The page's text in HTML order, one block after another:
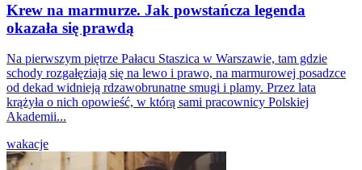
Krew na marmurze. Jak powstańcza legenda
okazała się prawdą
Na pierwszym piętrze Pałacu Staszica w Warszawie, tam gdzie
schody rozgałęziają się na lewo i prawo, na marmurowej posadzce
od dekad widnieją rdzawobrunatne smugi i plamy. Przez lata
krążyła o nich opowieść, w którą sami pracownicy Polskiej
Akademii...
wakacje